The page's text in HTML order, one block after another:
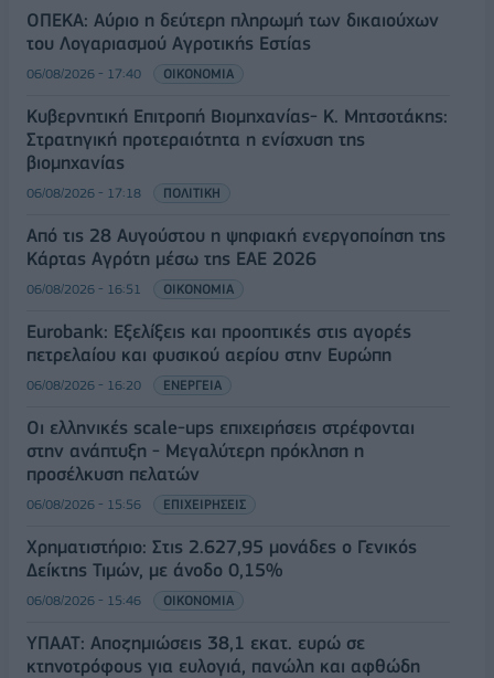
ΟΠΕΚΑ: Αύριο η δεύτερη πληρωμή των δικαιούχων
του Λογαριασμού Αγροτικής Εστίας
06/08/2026 - 17:40 ΟΙΚΟΝΟΜΙΑ
Κυβερνητική Επιτροπή Βιομηχανίας- Κ. Μητσοτάκης:
Στρατηγική προτεραιότητα η ενίσχυση της
βιομηχανίας
06/08/2026 - 17:18 ΠΟΛΙΤΙΚΗ
Από τις 28 Αυγούστου η ψηφιακή ενεργοποίηση της
Κάρτας Αγρότη μέσω της ΕΑΕ 2026
06/08/2026 - 16:51 ΟΙΚΟΝΟΜΙΑ
Eurobank: Εξελίξεις και προοπτικές στις αγορές
πετρελαίου και φυσικού αερίου στην Ευρώπη
06/08/2026 - 16:20 ΕΝΕΡΓΕΙΑ
Οι ελληνικές scale-ups επιχειρήσεις στρέφονται
στην ανάπτυξη - Μεγαλύτερη πρόκληση η
προσέλκυση πελατών
06/08/2026 - 15:56 ΕΠΙΧΕΙΡΗΣΕΙΣ
Χρηματιστήριο: Στις 2.627,95 μονάδες ο Γενικός
Δείκτης Τιμών, με άνοδο 0,15%
06/08/2026 - 15:46 ΟΙΚΟΝΟΜΙΑ
ΥΠΑΑΤ: Αποζημιώσεις 38,1 εκατ. ευρώ σε
κτηνοτρόφους για ευλογιά, πανώλη και αφθώδη